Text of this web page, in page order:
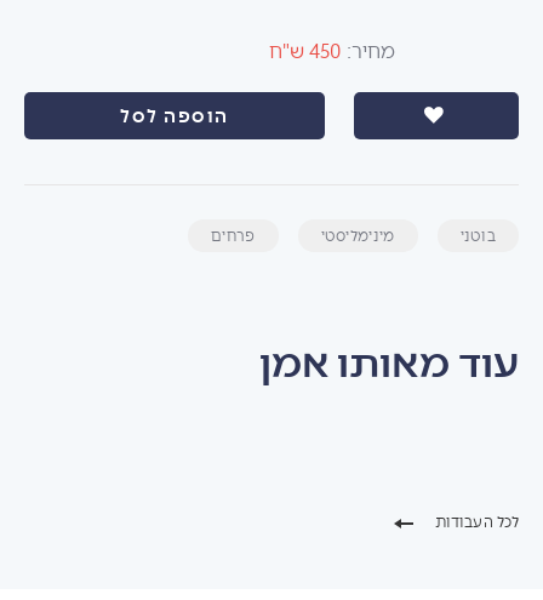
מחיר: 450 ש"ח
הוספה לסל
בוטני מינימליסטי פרחים
עוד מאותו אמן
לכל העבודות